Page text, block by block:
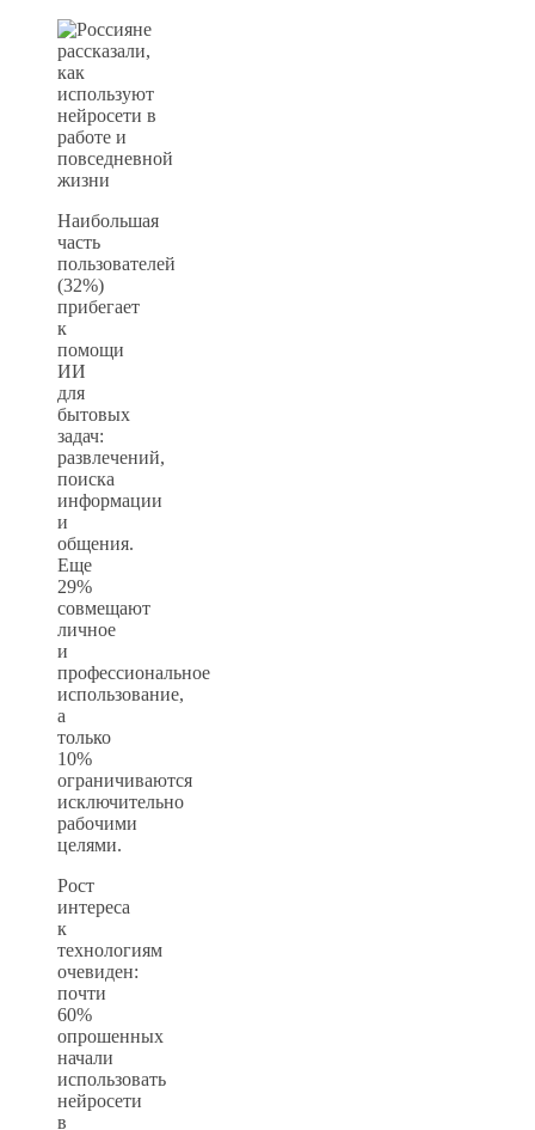
Наибольшая
часть
пользователей
(32%)
прибегает
к
помощи
ИИ
для
бытовых
задач:
развлечений,
поиска
информации
и
общения.
Еще
29%
совмещают
личное
и
профессиональное
использование,
а
только
10%
ограничиваются
исключительно
рабочими
целями.
Рост
интереса
к
технологиям
очевиден:
почти
60%
опрошенных
начали
использовать
нейросети
в